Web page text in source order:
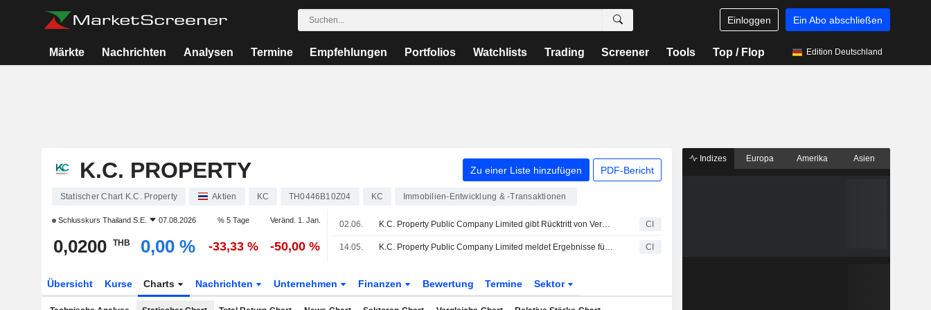
Einloggen Ein Abo abschließen
Märkte Nachrichten Analysen Termine Empfehlungen Portfolios Watchlists Trading Screener Tools Top / Flop Edition Deutschland
K.C. PROPERTY Zu einer Liste hinzufügen PDF-Bericht
Statischer Chart K.C. Property Aktien KC TH0446B10Z04 KC Immobilien-Entwicklung & -Transaktionen
Schlusskurs Thailand S.E. 07.08.2026 % 5 Tage Veränd. 1. Jan.
0,0200 THB 0,00 % -33,33 % -50,00 %
02.06. K.C. Property Public Company Limited gibt Rücktritt von Verwaltungsratsmitgliedern mit Wirkung zum 1. Juni 2026 bekannt CI
14.05. K.C. Property Public Company Limited meldet Ergebnisse für das erste Quartal zum 31. März 2026 CI
Übersicht Kurse Charts Nachrichten Unternehmen Finanzen Bewertung Termine Sektor
Indizes Europa Amerika Asien